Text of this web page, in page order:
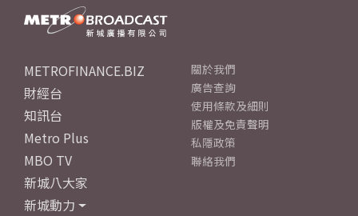
METROFINANCE.BIZ
財經台
知訊台
Metro Plus
MBO TV
新城八大家
新城動力
關於我們
廣告查詢
使用條款及細則
版權及免責聲明
私隱政策
聯絡我們